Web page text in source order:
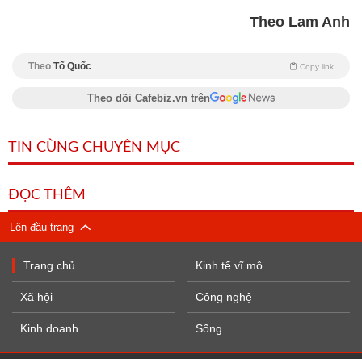
Theo Lam Anh
Theo Tổ Quốc Copy link
Theo dõi Cafebiz.vn trên
TIN CÙNG CHUYÊN MỤC
ĐỌC THÊM
Lên đầu trang
Trang chủ
Xã hội
Kinh doanh
Kinh tế vĩ mô
Công nghệ
Sống